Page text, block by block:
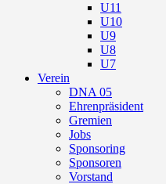
U11
U10
U9
U8
U7
Verein
DNA 05
Ehrenpräsident
Gremien
Jobs
Sponsoring
Sponsoren
Vorstand